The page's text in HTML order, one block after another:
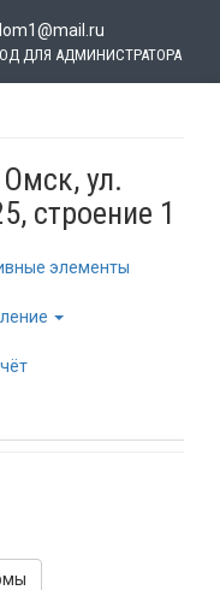
ДЛЯ АДМИНИСТРАТОРА
ул.
строение 1
элементы